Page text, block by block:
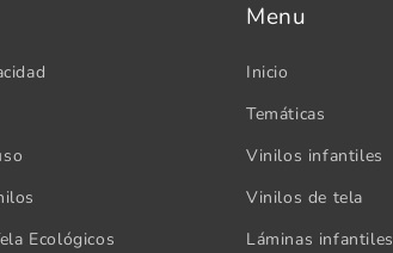
Ecológicos
Menu
Inicio
Temáticas
Vinilos infantiles
Vinilos de tela
Láminas infantiles